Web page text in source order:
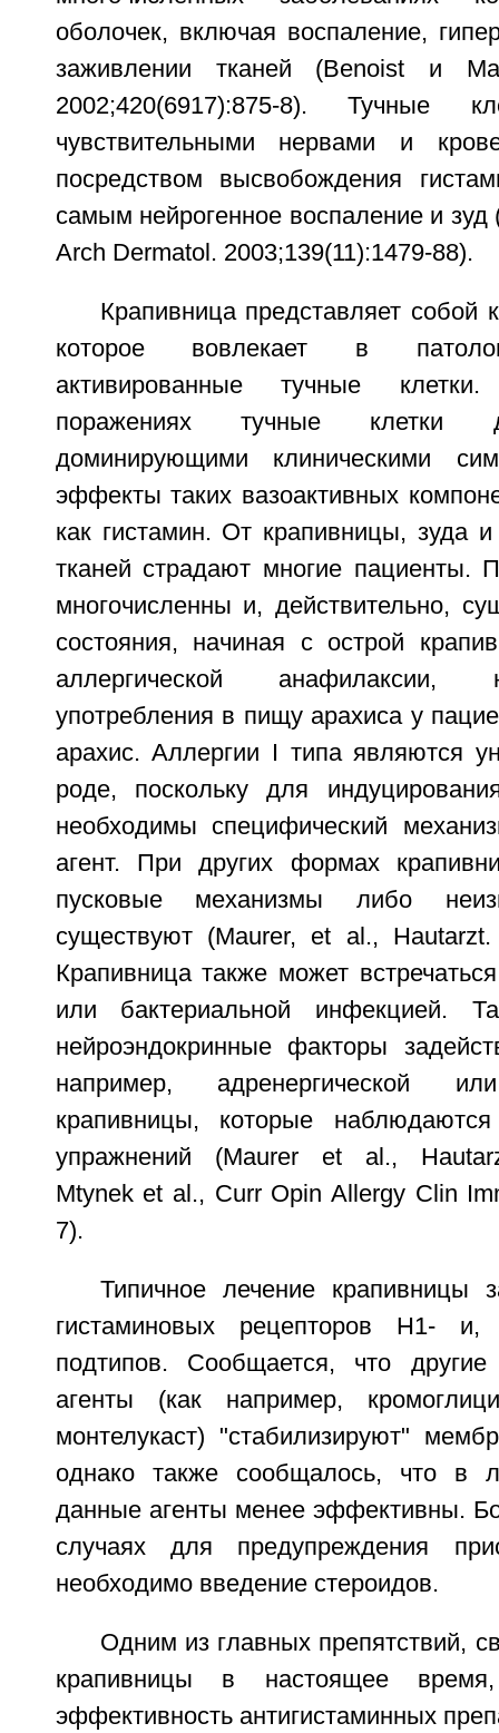
оболочек, включая воспаление,
заживлении тканей (Benoist и
2002;420(6917):875-8). Тучные
чувствительными нервами и
посредством высвобождения
самым нейрогенное воспаление и
Arch Dermatol. 2003;139(11):1479-88).
Крапивница представляет собой
которое вовлекает в
активированные тучные
поражениях тучные клетки
доминирующими клиническими
эффекты таких вазоактивных
как гистамин. От крапивницы, зуда и
тканей страдают многие пациенты.
многочисленны и, действительно,
состояния, начиная с острой
аллергической анафилаксии,
употребления в пищу арахиса у
арахис. Аллергии I типа являются
роде, поскольку для
необходимы специфический
агент. При других формах
пусковые механизмы либо
существуют (Maurer, et al.,
Крапивница также может
или бактериальной инфекцией.
нейроэндокринные факторы
например, адренергической
крапивницы, которые
упражнений (Maurer et al.,
Mtynek et al., Curr Opin Allergy Clin
7).
Типичное лечение крапивницы
гистаминовых рецепторов H1-
подтипов. Сообщается, что другие
агенты (как например,
монтелукаст) "стабилизируют"
однако также сообщалось, что в
данные агенты менее эффективны.
случаях для предупреждения
необходимо введение стероидов.
Одним из главных препятствий,
крапивницы в настоящее
эффективность антигистаминных